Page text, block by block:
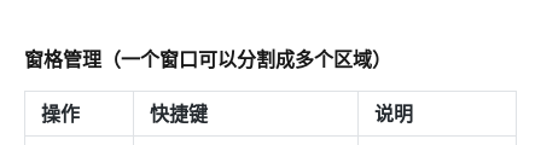
窗格管理（一个窗口可以分割成多个区域）
操作 快捷键
说明